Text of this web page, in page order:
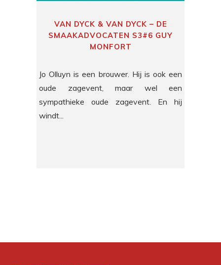
VAN DYCK & VAN DYCK – DE
SMAAKADVOCATEN S3#6 GUY
MONFORT
Jo Olluyn is een brouwer. Hij is ook een
oude zagevent, maar wel een
sympathieke oude zagevent. En hij
windt...